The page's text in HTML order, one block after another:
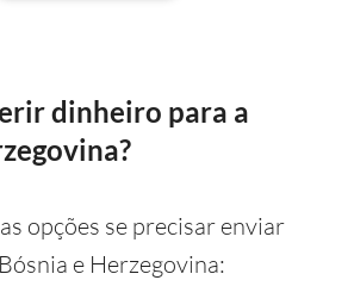
dinheiro para a
opções se precisar enviar
e Herzegovina: